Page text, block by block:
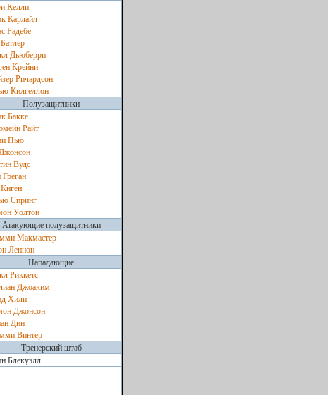
Келли
Карлайл
Радебе
Дьюберри
Крейни
Ричардсон
Килгеллон
Полузащитники
Бакке
Райт
Пью
Вудс
Спринг
Уолтон
Атакующие полузащитники
Макмастер
Леннон
Нападающие
Риккетс
Джоаким
Хили
Джонсон
Дин
Винтер
Тренерский штаб
Блекуэлл